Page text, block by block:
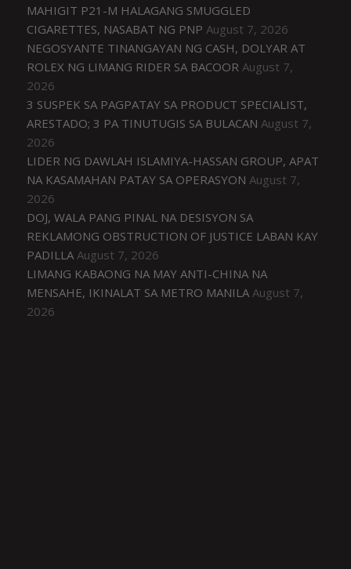
MAHIGIT P21-M HALAGANG SMUGGLED
CIGARETTES, NASABAT NG PNP August 7, 2026
NEGOSYANTE TINANGAYAN NG CASH, DOLYAR AT
ROLEX NG LIMANG RIDER SA BACOOR August 7,
2026
3 SUSPEK SA PAGPATAY SA PRODUCT SPECIALIST,
ARESTADO; 3 PA TINUTUGIS SA BULACAN August 7,
2026
LIDER NG DAWLAH ISLAMIYA-HASSAN GROUP, APAT
NA KASAMAHAN PATAY SA OPERASYON August 7,
2026
DOJ, WALA PANG PINAL NA DESISYON SA
REKLAMONG OBSTRUCTION OF JUSTICE LABAN KAY
PADILLA August 7, 2026
LIMANG KABAONG NA MAY ANTI-CHINA NA
MENSAHE, IKINALAT SA METRO MANILA August 7,
2026